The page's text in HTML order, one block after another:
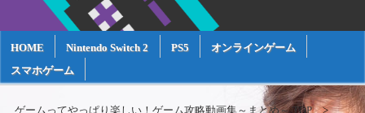
HOME Nintendo Switch 2 PS5
オンラインゲーム
スマホゲーム